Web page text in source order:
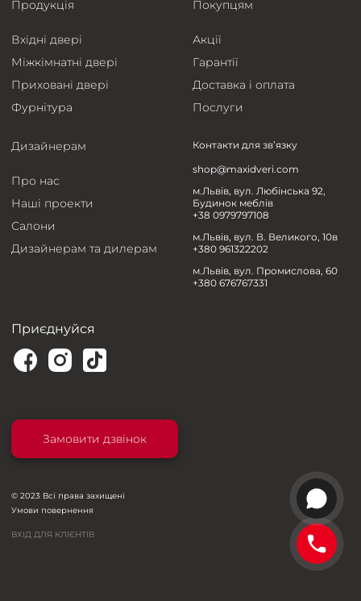
Продукція
Вхідні двері
Міжкімнатні двері
Приховані двері
Фурнітура
Покупцям
Акції
Гарантії
Доставка і оплата
Послуги
Дизайнерам
Про нас
Наші проекти
Салони
Дизайнерам та дилерам
Контакти для зв’язку
shop@maxidveri.com
м.Львів, вул. Любінська 92,
Будинок меблів
+38 0979797108
м.Львів, вул. В. Великого, 10в
+380 961322202
м.Львів, вул. Промислова, 60
+380 676767331
Приєднуйся
Замовити дзвінок
© 2023 Всі права захищені
Умови повернення
ВХІД ДЛЯ КЛІЄНТІВ